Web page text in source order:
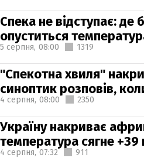
Спека не відступає: де
опуститься
5 серпня, 08:00 1319
"Спекотна хвиля"
синоптик розповів,
4 серпня, 08:00 2350
Україну накриває
температура сягне +39
4 серпня, 07:32 911